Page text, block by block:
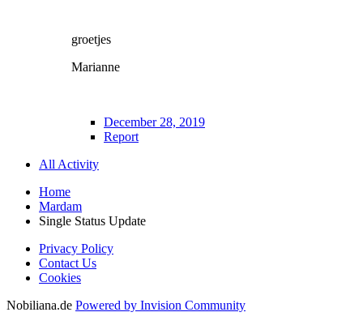
groetjes
Marianne
December 28, 2019
Report
All Activity
Home
Mardam
Single Status Update
Privacy Policy
Contact Us
Cookies
Nobiliana.de Powered by Invision Community